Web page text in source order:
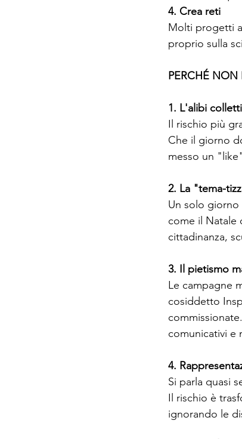
4. Crea reti
Molti progetti
proprio sulla
PERCHÉ NON
1. L'alibi
Il rischio più
Che il giorno
messo un
2. La "tema-
Un solo giorno
come il Natale
cittadinanza,
3. Il pietismo
Le campagne
cosiddetto
comunicativi e
4.
Si parla quasi
Il rischio è
ignorando le